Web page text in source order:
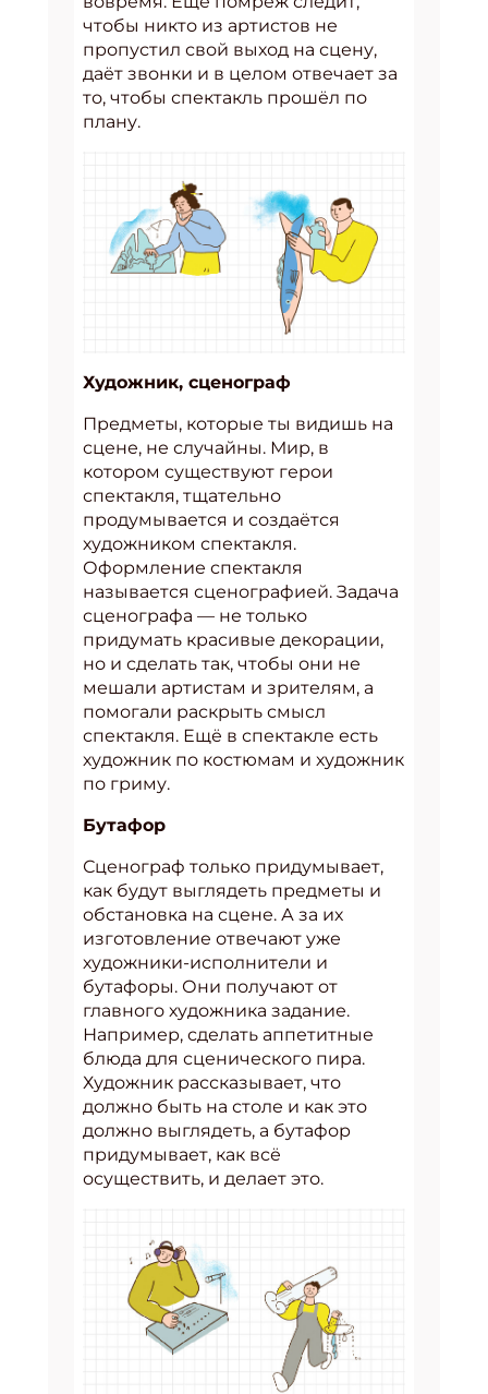
чтобы никто из артистов не
пропустил свой выход на сцену,
даёт звонки и в целом отвечает за
то, чтобы спектакль прошёл по
плану.
Художник, сценограф
Предметы, которые ты видишь на
сцене, не случайны. Мир, в
котором существуют герои
спектакля, тщательно
продумывается и создаётся
художником спектакля.
Оформление спектакля
называется сценографией. Задача
сценографа — не только
придумать красивые декорации,
но и сделать так, чтобы они не
мешали артистам и зрителям, а
помогали раскрыть смысл
спектакля. Ещё в спектакле есть
художник по костюмам и художник
по гриму.
Бутафор
Сценограф только придумывает,
как будут выглядеть предметы и
обстановка на сцене. А за их
изготовление отвечают уже
художники-исполнители и
бутафоры. Они получают от
главного художника задание.
Например, сделать аппетитные
блюда для сценического пира.
Художник рассказывает, что
должно быть на столе и как это
должно выглядеть, а бутафор
придумывает, как всё
осуществить, и делает это.